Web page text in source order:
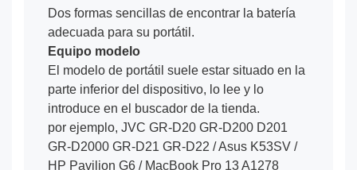
Dos formas sencillas de encontrar la batería
adecuada para su portátil.
Equipo modelo
El modelo de portátil suele estar situado en la
parte inferior del dispositivo, lo lee y lo
introduce en el buscador de la tienda.
por ejemplo, JVC GR-D20 GR-D200 D201
GR-D2000 GR-D21 GR-D22 / Asus K53SV /
HP Pavilion G6 / MacBook Pro 13 A1278